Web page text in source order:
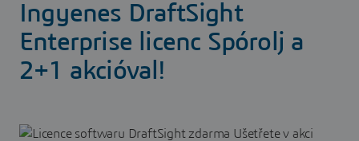
Ingyenes DraftSight
Enterprise licenc Spórolj a
2+1 akcióval!